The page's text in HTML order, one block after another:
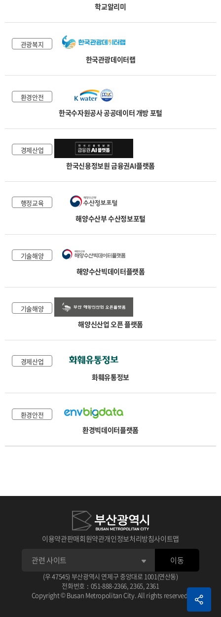
학교알리미
관광복지
한국관광데이터랩
환경안전
한국수자원공사 공공데이터 개방 포털
경제산업
한국신용정보원 금융권AI플랫폼
행정교육
해양수산부 수산정보포털
기술해양
해양수산빅데이터플랫폼
기술해양
해양신산업 오픈 플랫폼
경제산업
화훼유통정보
환경안전
환경빅데이터플랫폼
이용약관판매회원약관개인정보처리방침사이트맵
(우 47545) 부산광역시 연제구 중앙대로 1001(연산동)
전화번호 : 051-888-2366, 2365, 2361
Copyright © Busan Metropolitan City. All rights reserved.
이동